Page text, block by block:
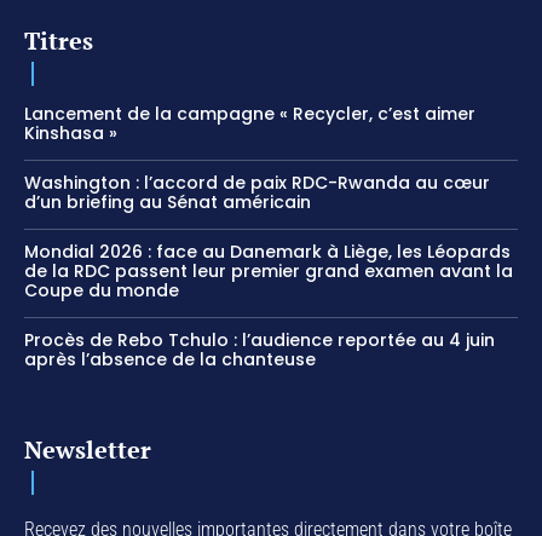
Titres
Lancement de la campagne « Recycler, c’est aimer
Kinshasa »
Washington : l’accord de paix RDC-Rwanda au cœur
d’un briefing au Sénat américain
Mondial 2026 : face au Danemark à Liège, les Léopards
de la RDC passent leur premier grand examen avant la
Coupe du monde
Procès de Rebo Tchulo : l’audience reportée au 4 juin
après l’absence de la chanteuse
Newsletter
Recevez des nouvelles importantes directement dans votre boîte